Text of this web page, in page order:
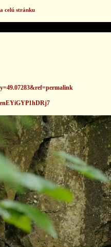
celú stránku